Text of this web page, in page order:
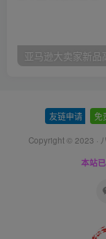
友链申请 免
Copyright © 2023 ·
本站